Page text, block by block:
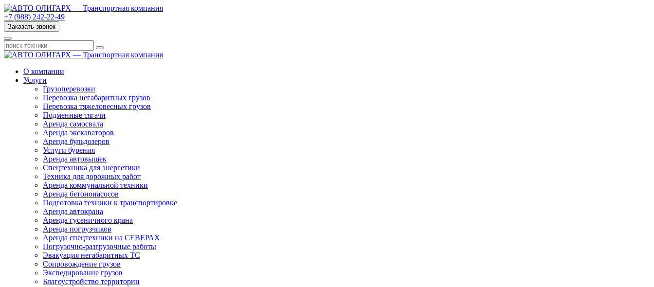
+7 (988) 242-22-49
Заказать звонок
О компании
Услуги
Грузоперевозки
Перевозка негабаритных грузов
Перевозка тяжеловесных грузов
Подменные тягачи
Аренда самосвала
Аренда экскаваторов
Аренда бульдозеров
Услуги бурения
Аренда автовышек
Спецтехника для энергетики
Техника для дорожных работ
Аренда коммунальной техники
Аренда бетононасосов
Подготовка техники к транспортировке
Аренда автокрана
Аренда гусеничного крана
Аренда погрузчиков
Аренда спецтехники на СЕВЕРАХ
Погрузочно-разгрузочные работы
Эвакуация негабаритных ТС
Сопровождение грузов
Экспедирование грузов
Благоустройство территории